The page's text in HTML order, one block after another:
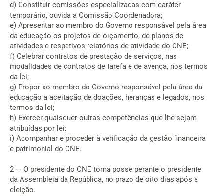
d) Constituir comissões especializadas com caráter
temporário, ouvida a Comissão Coordenadora;
e) Apresentar ao membro do Governo responsável pela área
da educação os projetos de orçamento, de planos de
atividades e respetivos relatórios de atividade do CNE;
f) Celebrar contratos de prestação de serviços, nas
modalidades de contratos de tarefa e de avença, nos termos
da lei;
g) Propor ao membro do Governo responsável pela área da
educação a aceitação de doações, heranças e legados, nos
termos da lei;
h) Exercer quaisquer outras competências que lhe sejam
atribuídas por lei;
i) Acompanhar e proceder à verificação da gestão financeira
e patrimonial do CNE.
2 — O presidente do CNE toma posse perante o presidente
da Assembleia da República, no prazo de oito dias após a
eleição.